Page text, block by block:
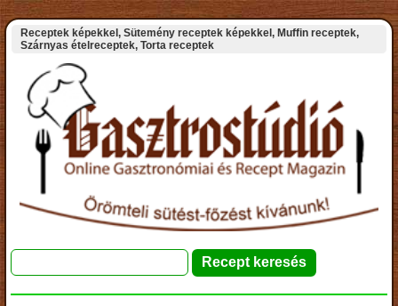
Receptek képekkel, Sütemény receptek képekkel, Muffin receptek,
Szárnyas ételreceptek, Torta receptek